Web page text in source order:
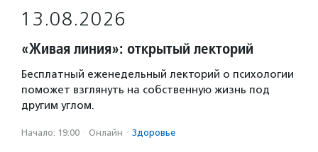
13.08.2026
«Живая линия»: открытый лекторий
Бесплатный еженедельный лекторий о психологии
поможет взглянуть на собственную жизнь под
другим углом.
Начало: 19:00 · Онлайн · Здоровье